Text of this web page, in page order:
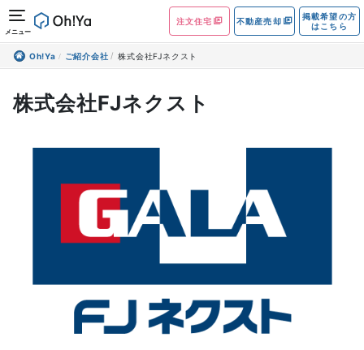
メニュー
注文住宅 不動産売却
掲載希望の方
はこちら
Oh!Ya ご紹介会社 株式会社FJネクスト
株式会社FJネクスト